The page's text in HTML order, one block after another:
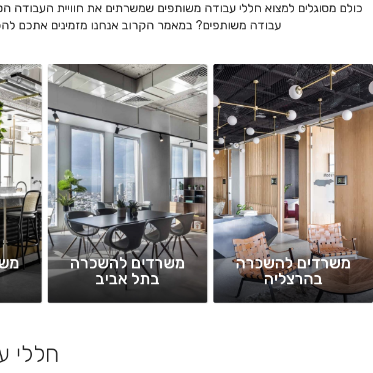
כולם מסוגלים למצוא חללי עבודה משותפים שמשרתים את חוויית
עבודה משותפים? במאמר הקרוב אנחנו מזמינים אתכם
משרדים להשכרה
בהרצליה
משרדים להשכרה
בתל אביב
חללי